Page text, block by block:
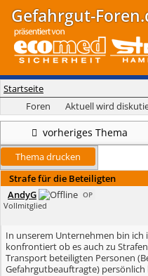
Gefahrgut-
Startseite
Foren
Aktuell wird
vorheriges Thema
Thema drucken
Strafe für die Beteiligten
AndyG OP
Vollmitglied
In unserem Unternehmen bin ich
konfrontiert ob es auch zu
Transport beteiligten Personen
Gefahrgutbeauftragte) persönlich